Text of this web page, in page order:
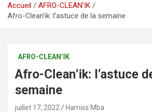
Accueil
AFRO-CLEAN’IK
Afro-Clean’ik: l’astuce de la semaine
AFRO-CLEAN’IK
Afro-Clean’ik: l’astuce
semaine
juillet 17, 2022 Hamiss Mba